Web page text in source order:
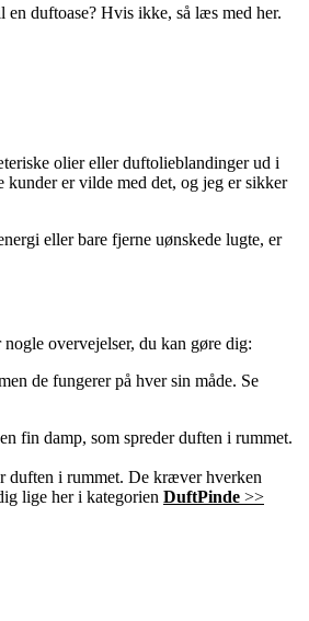
duftoase? Hvis ikke, så læs med her.
olier eller duftolieblandinger ud i
kunder er vilde med det, og jeg er sikker
eller bare fjerne uønskede lugte, er
overvejelser, du kan gøre dig:
de fungerer på hver sin måde. Se
fin damp, som spreder duften i rummet.
duften i rummet. De kræver hverken
lige her i kategorien DuftPinde >>